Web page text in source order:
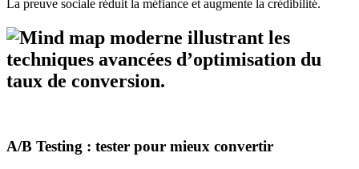
La preuve sociale réduit la méfiance et augmente la crédibilité.
A/B Testing : tester pour mieux convertir